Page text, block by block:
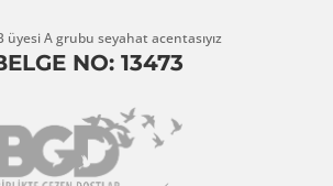
üyesi A grubu seyahat acentasıyız
NO: 13473